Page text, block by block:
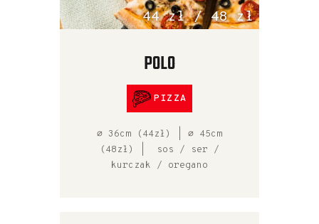
44 zł / 48 zł
POLO
PIZZA
⌀ 36cm (44zł) | ⌀ 45cm
(48zł) | sos / ser /
kurczak / oregano